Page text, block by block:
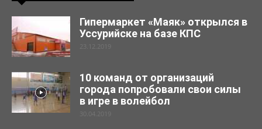
Гипермаркет «Маяк» открылся в
Уссурийске на базе КПС
23.12.2019
10 команд от организаций
города попробовали свои силы
в игре в волейбол
30.04.2019